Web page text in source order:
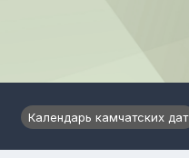
Календарь камчатских дат